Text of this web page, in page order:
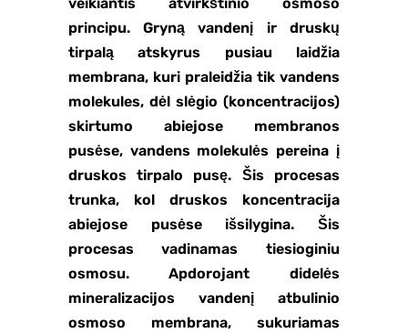
principu. Gryną vandenį ir druskų
tirpalą atskyrus pusiau laidžia
membrana, kuri praleidžia tik vandens
molekules, dėl slėgio (koncentracijos)
skirtumo abiejose membranos
pusėse, vandens molekulės pereina į
druskos tirpalo pusę. Šis procesas
trunka, kol druskos koncentracija
abiejose pusėse išsilygina. Šis
procesas vadinamas tiesioginiu
osmosu. Apdorojant didelės
mineralizacijos vandenį atbulinio
osmoso membrana, sukuriamas